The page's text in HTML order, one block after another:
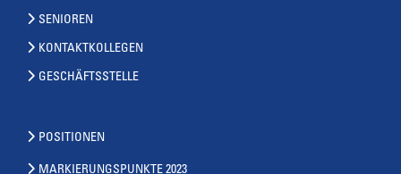
SENIOREN
KONTAKTKOLLEGEN
GESCHÄFTSSTELLE
POSITIONEN
MARKIERUNGSPUNKTE 2023